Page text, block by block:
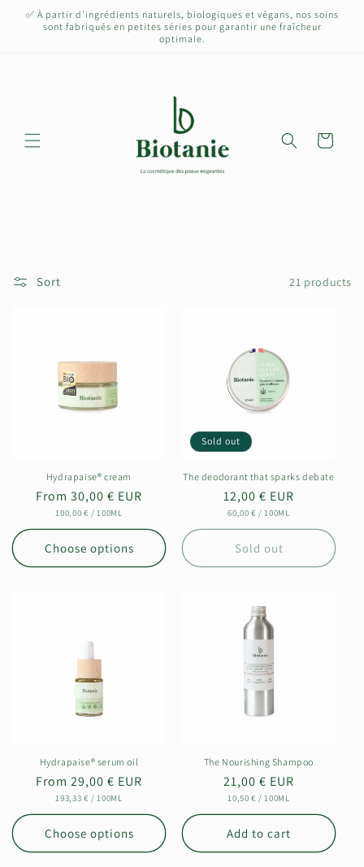
Skip to
content
✅ À partir d'ingrédients naturels, biologiques et végans, nos soins
sont fabriqués en petites séries pour garantir une fraîcheur
optimale.
Cart
Sort 21 products
Hydrapaise® cream
Regular
price
From 30,00 € EUR
UNIT
100,00 € / PER
100ML
Choose options
Sold out
The deodorant that sparks debate
Regular
price
12,00 € EUR
UNIT
60,00 € / PER
100ML
Sold out
Hydrapaise® serum oil
Regular
price
From 29,00 € EUR
UNIT
193,33 € / PER
100ML
Choose options
The Nourishing Shampoo
Regular
price
21,00 € EUR
UNIT
10,50 € / PER
100ML
Add to cart